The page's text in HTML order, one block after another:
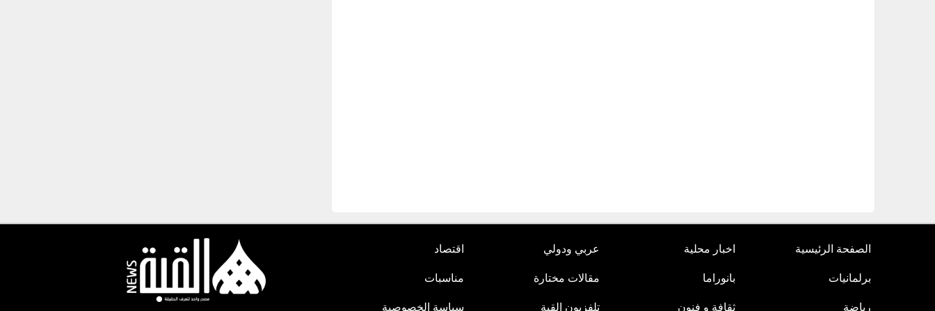
الصفحة الرئيسية اخبار محلية عربي ودولي اقتصاد
برلمانيات بانوراما مقالات مختارة مناسبات
رياضة ثقافة و فنون تلفزيون القبة سياسة الخصوصية